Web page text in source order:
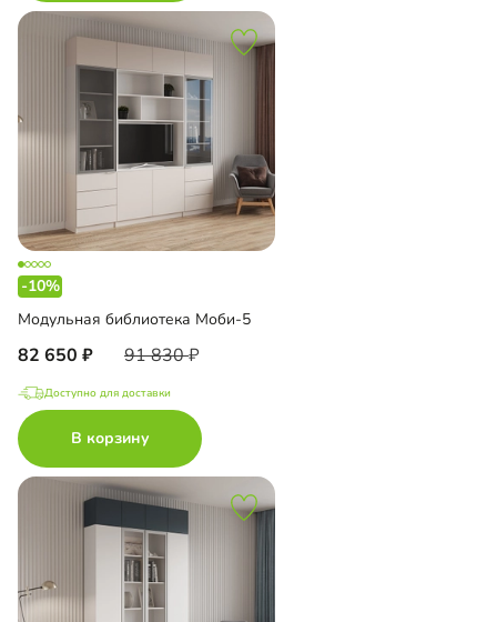
-10%
Модульная библиотека Моби-5
82 650 91 830
Доступно для доставки
В корзину